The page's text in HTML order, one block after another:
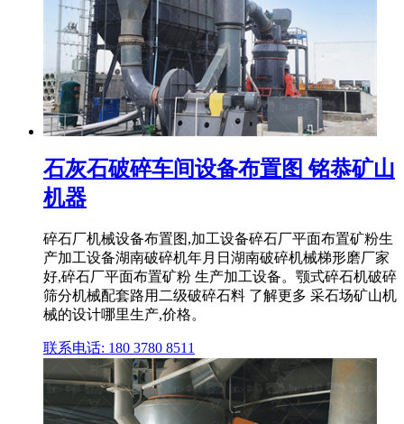
石灰石破碎车间设备布置图 铭恭矿山
机器
碎石厂机械设备布置图,加工设备碎石厂平面布置矿粉生
产加工设备湖南破碎机年月日湖南破碎机械梯形磨厂家
好,碎石厂平面布置矿粉 生产加工设备。颚式碎石机破碎
筛分机械配套路用二级破碎石料 了解更多 采石场矿山机
械的设计哪里生产,价格。
联系电话: 180 3780 8511